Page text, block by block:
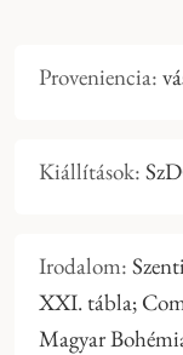
Proveniencia:
Kiállítások:
Irodalom:
XXI. tábla;
Magyar